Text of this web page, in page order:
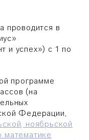
проводится в
и успех») с 1 по
программе
(на
Федерации,
ноябрьской
математике